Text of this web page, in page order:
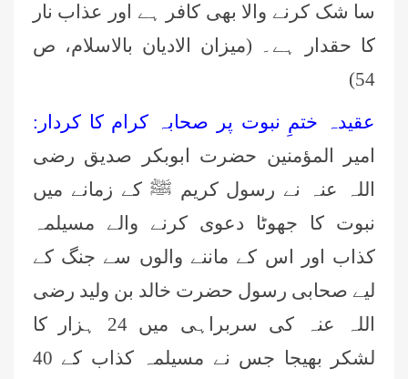
سا شک کرنے والا بھی کافر ہے اور عذاب نار
کا حقدار ہے۔ (میزان الادیان بالاسلام، ص
54)
عقیدہ ختمِ نبوت پر صحابہ کرام کا کردار:
امیر المؤمنین حضرت ابوبکر صدیق رضی
اللہ عنہ نے رسول کریم ﷺ کے زمانے میں
نبوت کا جھوٹا دعوی کرنے والے مسیلمہ
کذاب اور اس کے ماننے والوں سے جنگ کے
لیے صحابی رسول حضرت خالد بن ولید رضی
اللہ عنہ کی سربراہی میں 24 ہزار کا
لشکر بھیجا جس نے مسیلمہ کذاب کے 40